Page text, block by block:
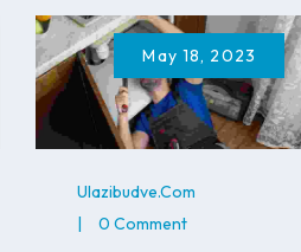
May 18, 2023
Ulazibudve.com
0 Comment